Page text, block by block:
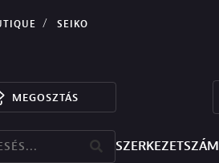
SEIKO
MEGOSZTÁS
SZERKEZETSZÁM